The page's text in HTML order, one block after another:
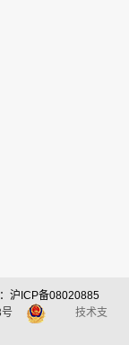
沪ICP备08020885
技术支